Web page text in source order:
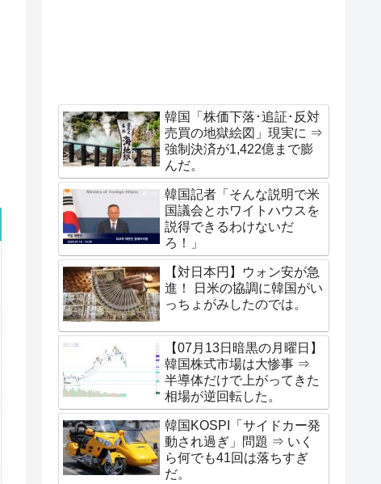
韓国「株価下落･追証･反対
売買の地獄絵図」現実に ⇒
強制決済が1,422億まで膨
んだ。
韓国記者「そんな説明で米
国議会とホワイトハウスを
説得できるわけないだ
ろ！」
【対日本円】ウォン安が急
進！ 日米の協調に韓国がい
っちょがみしたのでは。
【07月13日暗黒の月曜日】
韓国株式市場は大惨事 ⇒
半導体だけで上がってきた
相場が逆回転した。
韓国KOSPI「サイドカー発
動され過ぎ」問題 ⇒ いく
ら何でも41回は落ちすぎ
だ。